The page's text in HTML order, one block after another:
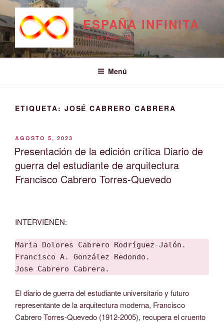
Saltar
al
contenido
ESPAÑA INFINITA
Cultura Española
Menú
ETIQUETA: JOSÉ CABRERO CABRERA
PUBLICADO
EL
AGOSTO 5, 2023
Presentación de la edición crítica Diario de
guerra del estudiante de arquitectura
Francisco Cabrero Torres-Quevedo
INTERVIENEN:
Maria Dolores Cabrero Rodríguez-Jalón.
Francisco A. González Redondo.
Jose Cabrero Cabrera.
El diario de guerra del estudiante universitario y futuro
representante de la arquitectura moderna, Francisco
Cabrero Torres-Quevedo (1912-2005), recupera el cruento